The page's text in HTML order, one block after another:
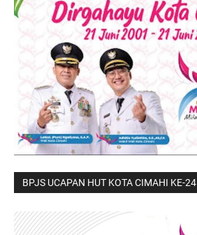
BPJS UCAPAN HUT KOTA CIMAHI KE-24